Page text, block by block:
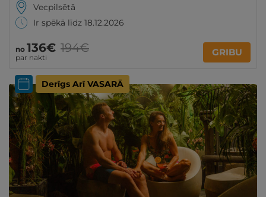
Vecpilsētā
Ir spēkā līdz 18.12.2026
no 136€
par nakti
194€ GRIBU
Derīgs Arī VASARĀ